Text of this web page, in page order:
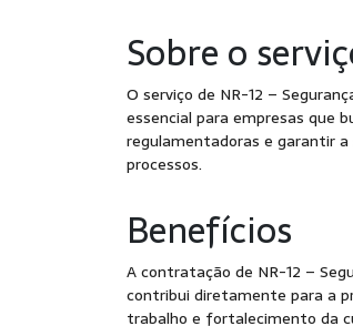
Sobre o
O serviço de NR-12 –
essencial para empresas que
regulamentadoras e garantir a
processos.
Benefícios
A contratação de NR-12 –
contribui diretamente para a
trabalho e fortalecimento da